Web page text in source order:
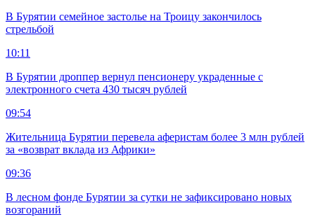
В Бурятии семейное застолье на Троицу закончилось
стрельбой
10:11
В Бурятии дроппер вернул пенсионеру украденные с
электронного счета 430 тысяч рублей
09:54
Жительница Бурятии перевела аферистам более 3 млн рублей
за «возврат вклада из Африки»
09:36
В лесном фонде Бурятии за сутки не зафиксировано новых
возгораний